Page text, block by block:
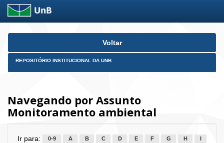
Skip
Voltar
REPOSITÓRIO INSTITUCIONAL DA UNB
Navegando por Assunto
Monitoramento ambiental
Ir para: 0-9 A B C D E F G H